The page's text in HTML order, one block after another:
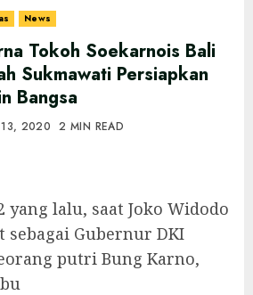
News
Tokoh Soekarnois Bali
Sukmawati Persiapkan
Bangsa
13, 2020 2 MIN READ
yang lalu, saat Joko Widodo
sebagai Gubernur DKI
putri Bung Karno,